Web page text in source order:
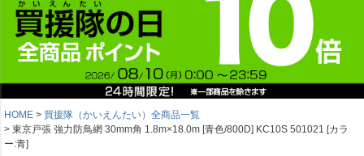
HOME
買援隊（かいえんたい）全商品一覧
東京戸張 強力防鳥網 30mm角 1.8m×18.0m [青色/800D] KC10S 501021 [カラ
ー:青]